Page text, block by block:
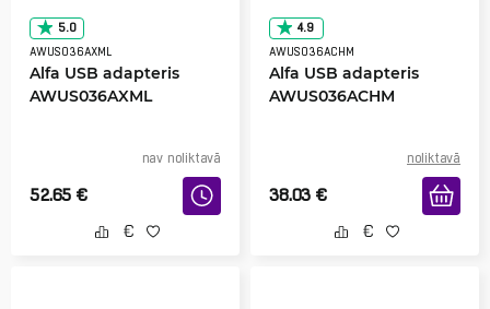
5.0
AWUS036AXML
Alfa USB adapteris
AWUS036AXML
nav noliktavā
52.65 €
4.9
AWUS036ACHM
Alfa USB adapteris
AWUS036ACHM
noliktavā
38.03 €